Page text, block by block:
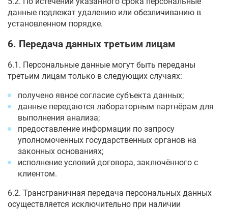
данные подлежат удалению или обезличиванию в
установленном порядке.
6. Передача данных третьим лицам
6.1. Персональные данные могут быть переданы
третьим лицам только в следующих случаях:
получено явное согласие субъекта данных;
данные передаются лабораторным партнёрам для
выполнения анализа;
предоставление информации по запросу
уполномоченных государственных органов на
законных основаниях;
исполнение условий договора, заключённого с
клиентом.
6.2. Трансграничная передача персональных данных
осуществляется исключительно при наличии